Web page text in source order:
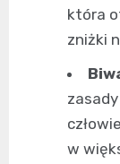
która
zniżki
w